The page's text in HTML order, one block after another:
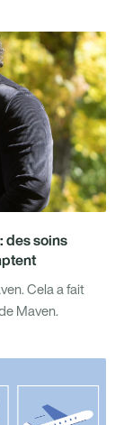
des soins
Cela a fait
Maven.